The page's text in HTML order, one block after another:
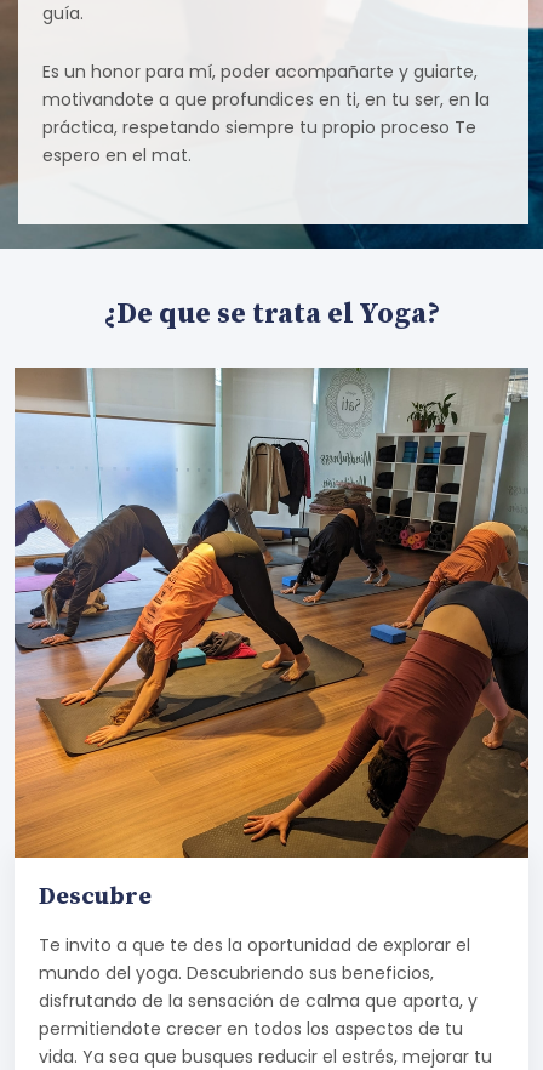
guía.
Es un honor para mí, poder acompañarte y guiarte,
motivandote a que profundices en ti, en tu ser, en la
práctica, respetando siempre tu propio proceso Te
espero en el mat.
¿De que se trata el Yoga?
Descubre
Te invito a que te des la oportunidad de explorar el
mundo del yoga. Descubriendo sus beneficios,
disfrutando de la sensación de calma que aporta, y
permitiendote crecer en todos los aspectos de tu
vida. Ya sea que busques reducir el estrés, mejorar tu